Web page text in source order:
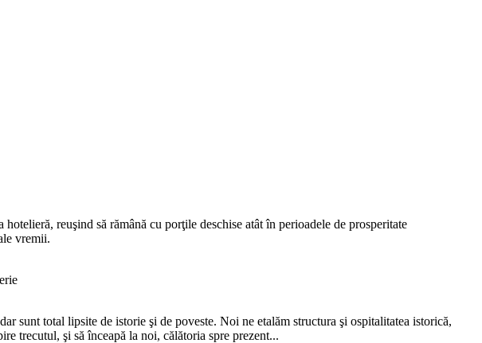
reuşind să rămână cu porţile deschise atât în perioadele de prosperitate
vremii.
sunt total lipsite de istorie şi de poveste. Noi ne etalăm structura şi ospitalitatea istorică,
trecutul, şi să înceapă la noi, călătoria spre prezent...